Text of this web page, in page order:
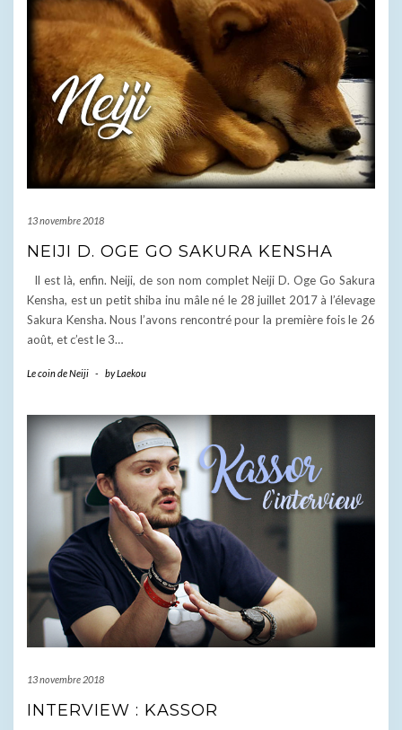
13 novembre 2018
NEIJI D. OGE GO SAKURA KENSHA
Il est là, enfin. Neiji, de son nom complet Neiji D. Oge Go Sakura
Kensha, est un petit shiba inu mâle né le 28 juillet 2017 à l’élevage
Sakura Kensha. Nous l’avons rencontré pour la première fois le 26
août, et c’est le 3…
Le coin de Neiji - byLaekou
13 novembre 2018
INTERVIEW : KASSOR